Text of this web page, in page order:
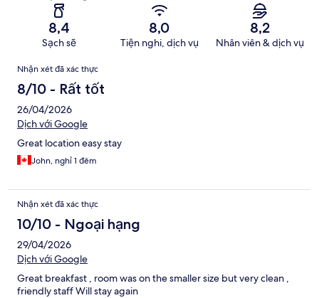
8,4
Sạch sẽ
8,0
Tiện nghi, dịch vụ
8,2
Nhân viên & dịch vụ
Nhận
xét
Nhận xét đã xác thực
8/10 - Rất tốt
26/04/2026
Dịch với Google
Great location easy stay
John, nghỉ 1 đêm
Nhận xét đã xác thực
10/10 - Ngoại hạng
29/04/2026
Dịch với Google
Great breakfast , room was on the smaller size but very clean ,
friendly staff Will stay again